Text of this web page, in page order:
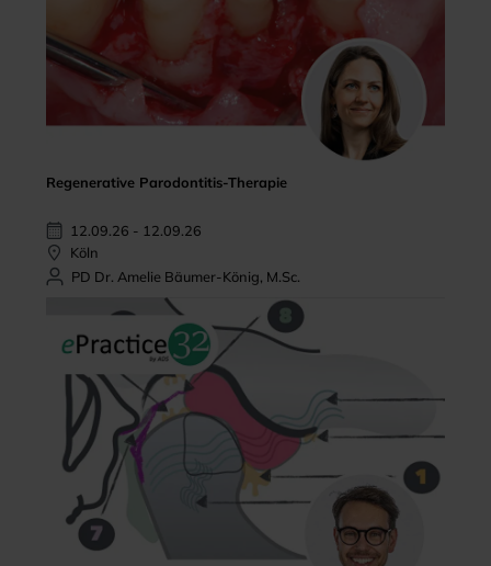
Regenerative Parodontitis-Therapie
12.09.26 - 12.09.26
Köln
PD Dr. Amelie Bäumer-König, M.Sc.